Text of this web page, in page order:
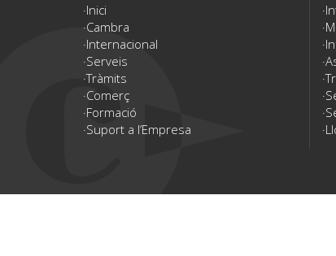
Inici
Cambra
Internacional
Serveis
Tràmits
Comerç
Formació
Suport a l’Empresa